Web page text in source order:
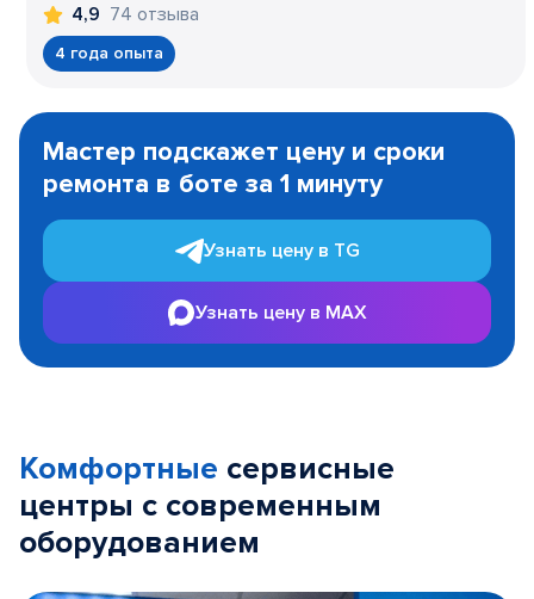
4,9 74 отзыва
4 года опыта
1
Мастер подскажет цену и сроки
ремонта в боте за 1 минуту
Узнать цену в TG
Узнать цену в MAX
Комфортные сервисные
центры с современным
оборудованием